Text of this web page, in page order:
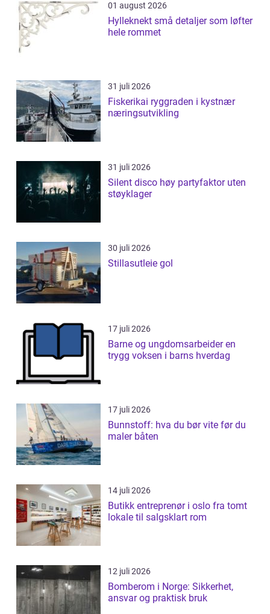
01 august 2026
Hylleknekt små detaljer som løfter
hele rommet
31 juli 2026
Fiskerikai ryggraden i kystnær
næringsutvikling
31 juli 2026
Silent disco høy partyfaktor uten
støyklager
30 juli 2026
Stillasutleie gol
17 juli 2026
Barne og ungdomsarbeider en
trygg voksen i barns hverdag
17 juli 2026
Bunnstoff: hva du bør vite før du
maler båten
14 juli 2026
Butikk entreprenør i oslo fra tomt
lokale til salgsklart rom
12 juli 2026
Bomberom i Norge: Sikkerhet,
ansvar og praktisk bruk